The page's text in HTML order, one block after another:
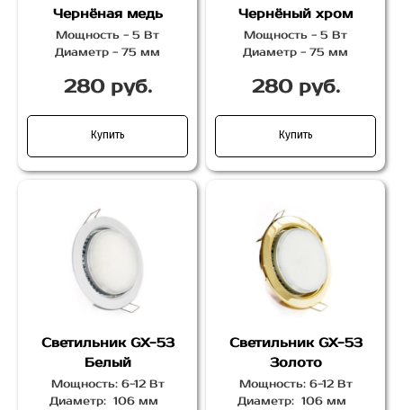
Чернёная медь
Мощность - 5 Вт
Диаметр - 75 мм
280 руб.
Купить
Чернёный хром
Мощность - 5 Вт
Диаметр - 75 мм
280 руб.
Купить
Светильник GX-53
Белый
Мощность: 6-12 Вт
Диаметр: 106 мм
Светильник GX-53
Золото
Мощность: 6-12 Вт
Диаметр: 106 мм